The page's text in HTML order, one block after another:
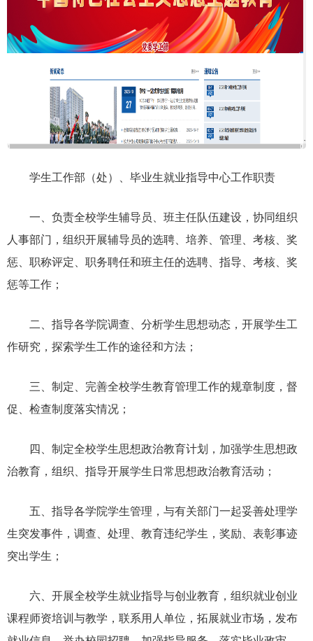
学生工作部（处）、毕业生就业指导中心工作职责
一、负责全校学生辅导员、班主任队伍建设，协同组织
人事部门，组织开展辅导员的选聘、培养、管理、考核、奖
惩、职称评定、职务聘任和班主任的选聘、指导、考核、奖
惩等工作；
二、指导各学院调查、分析学生思想动态，开展学生工
作研究，探索学生工作的途径和方法；
三、制定、完善全校学生教育管理工作的规章制度，督
促、检查制度落实情况；
四、制定全校学生思想政治教育计划，加强学生思想政
治教育，组织、指导开展学生日常思想政治教育活动；
五、指导各学院学生管理，与有关部门一起妥善处理学
生突发事件，调查、处理、教育违纪学生，奖励、表彰事迹
突出学生；
六、开展全校学生就业指导与创业教育，组织就业创业
课程师资培训与教学，联系用人单位，拓展就业市场，发布